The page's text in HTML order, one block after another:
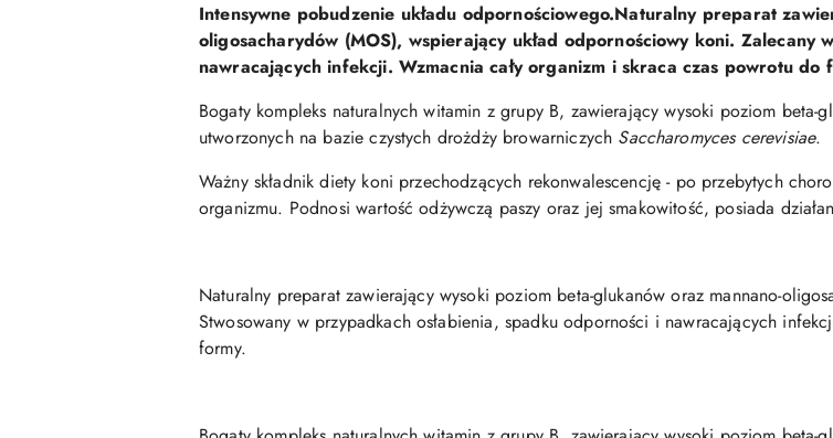
Intensywne pobudzenie układu odpornościowego.Naturalny preparat
oligosacharydów (MOS), wspierający układ odpornościowy koni. Zalecany
nawracających infekcji. Wzmacnia cały organizm i skraca czas powrotu do
Bogaty kompleks naturalnych witamin z grupy B, zawierający wysoki poziom
utworzonych na bazie czystych drożdży browarniczych Saccharomyces cerevisiae.
Ważny składnik diety koni przechodzących rekonwalescencję - po przebytych
organizmu. Podnosi wartość odżywczą paszy oraz jej smakowitość, posiada
Naturalny preparat zawierający wysoki poziom beta-glukanów oraz mannano-
Stwosowany w przypadkach osłabienia, spadku odporności i nawracających
formy.